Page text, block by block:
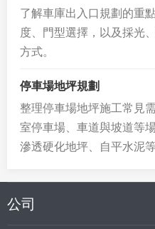
了解車庫出入口規劃的重
度、門型選擇，以及採光
方式。
停車場地坪規劃
整理停車場地坪施工常見
室停車場、車道與坡道等
滲透硬化地坪、自平水泥
公司